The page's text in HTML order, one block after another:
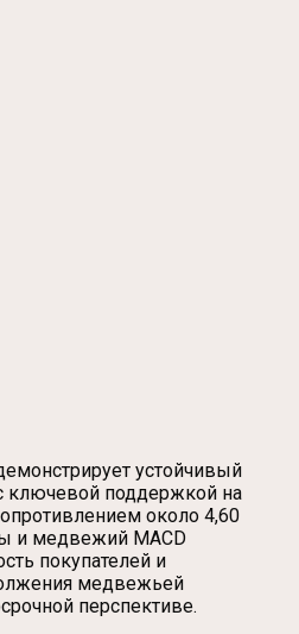
устойчивый
ключевой поддержкой на
около 4,60
и медвежий MACD
покупателей и
медвежьей
перспективе.